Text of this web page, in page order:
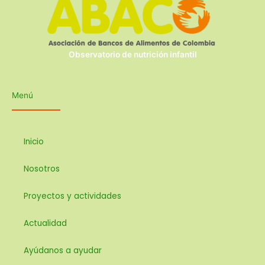
o
k
r
a
m
r
Observatorio de nutrición infantil
Menú
Inicio
Nosotros
Proyectos y actividades
Actualidad
Ayúdanos a ayudar